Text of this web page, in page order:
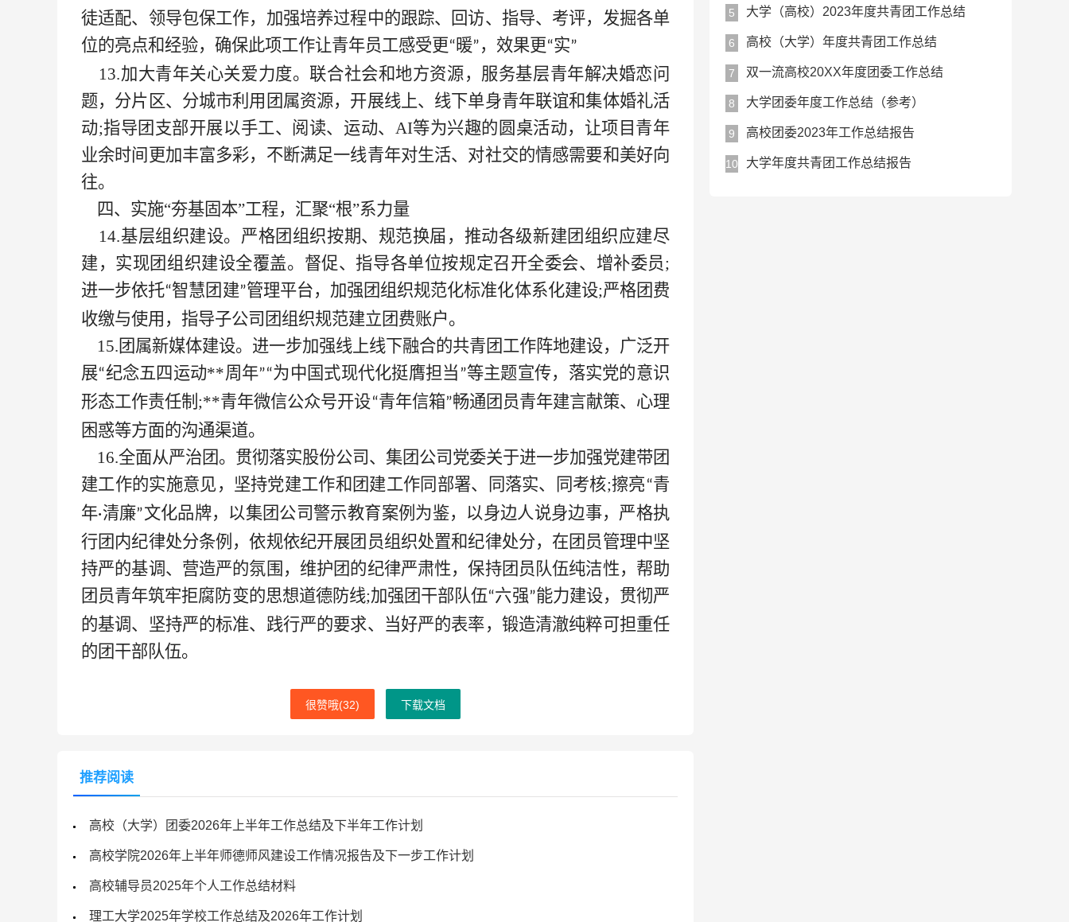
徒适配、领导包保工作，加强培养过程中的跟踪、回访、指导、考评，发掘各单
位的亮点和经验，确保此项工作让青年员工感受更“暖”，效果更“实”
13.加大青年关心关爱力度。联合社会和地方资源，服务基层青年解决婚恋问
题，分片区、分城市利用团属资源，开展线上、线下单身青年联谊和集体婚礼活
动;指导团支部开展以手工、阅读、运动、AI等为兴趣的圆桌活动，让项目青年
业余时间更加丰富多彩，不断满足一线青年对生活、对社交的情感需要和美好向
往。
四、实施“夯基固本”工程，汇聚“根”系力量
14.基层组织建设。严格团组织按期、规范换届，推动各级新建团组织应建尽
建，实现团组织建设全覆盖。督促、指导各单位按规定召开全委会、增补委员;
进一步依托“智慧团建”管理平台，加强团组织规范化标准化体系化建设;严格团费
收缴与使用，指导子公司团组织规范建立团费账户。
15.团属新媒体建设。进一步加强线上线下融合的共青团工作阵地建设，广泛开
展“纪念五四运动**周年”“为中国式现代化挺膺担当”等主题宣传，落实党的意识
形态工作责任制;**青年微信公众号开设“青年信箱”畅通团员青年建言献策、心理
困惑等方面的沟通渠道。
16.全面从严治团。贯彻落实股份公司、 集团公司党委关于进一步加强党建带团
建工作的实施意见，坚持党建工作和团建工作同部署、同落实、同考核;擦亮“青
年·清廉”文化品牌，以集团公司警示教育案例为鉴，以身边人说身边事，严格执
行团内纪律处分条例，依规依纪开展团员组织处置和纪律处分，在团员管理中坚
持严的基调、营造严的氛围，维护团的纪律严肃性，保持团员队伍纯洁性，帮助
团员青年筑牢拒腐防变的思想道德防线;加强团干部队伍“六强”能力建设，贯彻严
的基调、坚持严的标准、践行严的要求、当好严的表率，锻造清澈纯粹可担重任
的团干部队伍。
很赞哦(32) 下载文档
推荐阅读
高校（大学）团委2026年上半年工作总结及下半年工作计划
高校学院2026年上半年师德师风建设工作情况报告及下一步工作计划
高校辅导员2025年个人工作总结材料
理工大学2025年学校工作总结及2026年工作计划
5 大学（高校）2023年度共青团工作总结
6 高校（大学）年度共青团工作总结
7 双一流高校20XX年度团委工作总结
8 大学团委年度工作总结（参考）
9 高校团委2023年工作总结报告
10 大学年度共青团工作总结报告